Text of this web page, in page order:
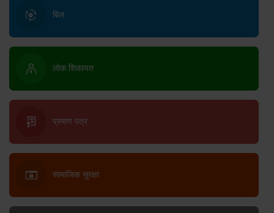
बिल
लोक शिकायत
प्रमाण पत्र
सामाजिक सुरक्षा